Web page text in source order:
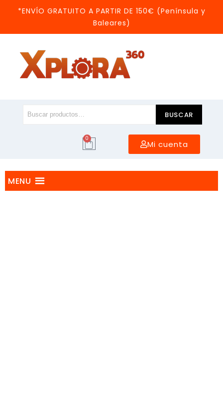
*ENVÍO GRATUITO A PARTIR DE 150€ (Península y
Baleares)
BUSCAR
0
Mi cuenta
MENU